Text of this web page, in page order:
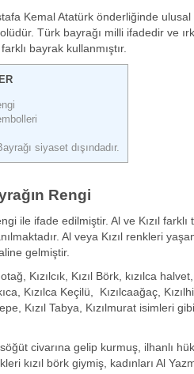
Kemal Atatürk önderliğinde
Türk bayrağı milli ifadedir ve
bayrak kullanmıştır.
siyaset dışındadır.
Rengi
ile ifade edilmiştir. Al ve Kızıl
Al veya Kızıl renkleri
gelmiştir.
Kızılcık, Kızıl Börk, kızılca
Kızılca Keçilü, Kızılcaağaç,
Kızıl Tabya, Kızılmurat
söğüt civarına gelip kurmuş, ilhanlı
kızıl börk giymiş, kadınları Al